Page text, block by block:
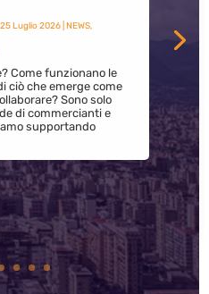
25 Luglio 2026| NEWS,
Come funzionano le
ciò che emerge come
Sono solo
di commercianti e
supportando